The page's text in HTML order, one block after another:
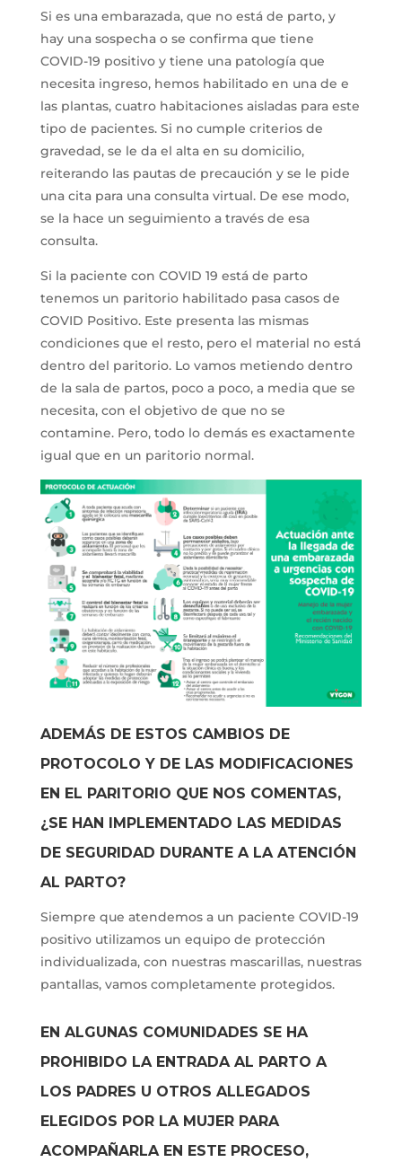
Si es una embarazada, que no está de parto, y
hay una sospecha o se confirma que tiene
COVID-19 positivo y tiene una patología que
necesita ingreso, hemos habilitado en una de e
las plantas, cuatro habitaciones aisladas para este
tipo de pacientes. Si no cumple criterios de
gravedad, se le da el alta en su domicilio,
reiterando las pautas de precaución y se le pide
una cita para una consulta virtual. De ese modo,
se la hace un seguimiento a través de esa
consulta.
Si la paciente con COVID 19 está de parto
tenemos un paritorio habilitado pasa casos de
COVID Positivo. Este presenta las mismas
condiciones que el resto, pero el material no está
dentro del paritorio. Lo vamos metiendo dentro
de la sala de partos, poco a poco, a media que se
necesita, con el objetivo de que no se
contamine. Pero, todo lo demás es exactamente
igual que en un paritorio normal.
ADEMÁS DE ESTOS CAMBIOS DE
PROTOCOLO Y DE LAS MODIFICACIONES
EN EL PARITORIO QUE NOS COMENTAS,
¿SE HAN IMPLEMENTADO LAS MEDIDAS
DE SEGURIDAD DURANTE A LA ATENCIÓN
AL PARTO?
Siempre que atendemos a un paciente COVID-19
positivo utilizamos un equipo de protección
individualizada, con nuestras mascarillas, nuestras
pantallas, vamos completamente protegidos.
EN ALGUNAS COMUNIDADES SE HA
PROHIBIDO LA ENTRADA AL PARTO A
LOS PADRES U OTROS ALLEGADOS
ELEGIDOS POR LA MUJER PARA
ACOMPAÑARLA EN ESTE PROCESO,